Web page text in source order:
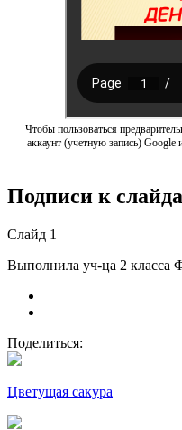
Чтобы пользоваться
аккаунт (учетную запись) Google
Подписи к
Слайд 1
Выполнила уч-ца 2 класса
Поделиться:
Цветущая сакура